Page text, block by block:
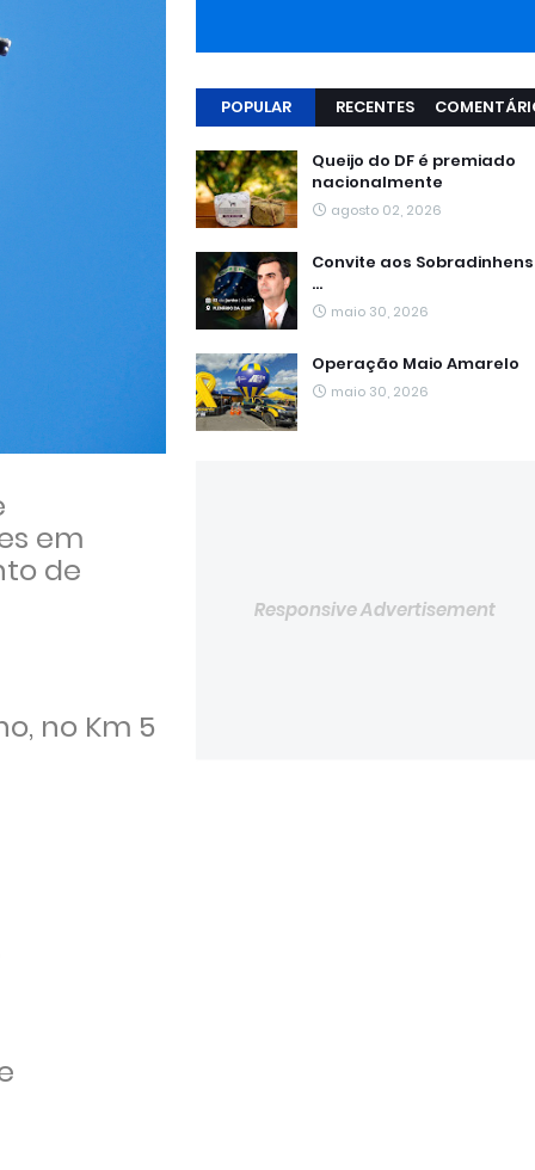
em
de
no Km 5
POPULAR RECENTES
Queijo do DF é premiado
nacionalmente
agosto 02, 2026
Convite aos
...
maio 30, 2026
Operação Maio Amarelo
maio 30, 2026
Responsive Advertisement